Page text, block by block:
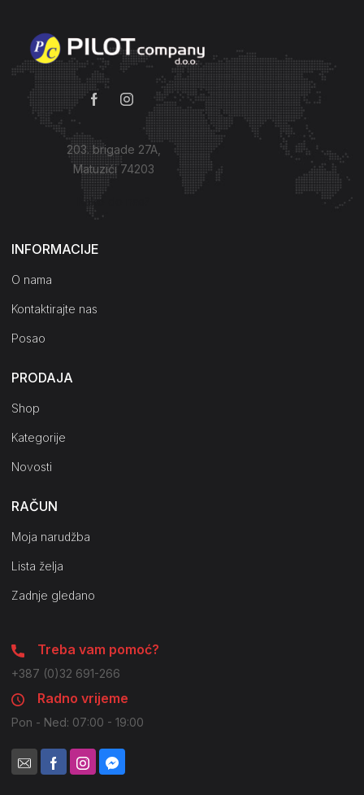
203. brigade 27A,
Matuzići 74203
Kako do nas?
INFORMACIJE
O nama
Kontaktirajte nas
Posao
PRODAJA
Shop
Kategorije
Novosti
RAČUN
Moja narudžba
Lista želja
Zadnje gledano
Treba vam pomoć?
+387 (0)32 691-266
Radno vrijeme
Pon - Ned: 07:00 - 19:00